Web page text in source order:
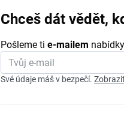
Chceš dát vědět,
Pošleme ti e-mailem
Své údaje máš v bezpečí.